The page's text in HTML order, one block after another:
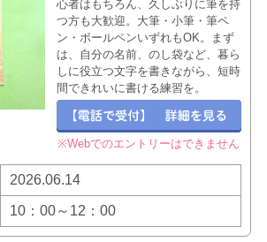
心者はもちろん、久しぶりに筆を持
つ方も大歓迎。大筆・小筆・筆ペ
ン・ボールペンいずれもOK。まず
は、自分の名前、のし袋など、暮ら
しに役立つ文字を書きながら、短時
間できれいに書ける練習を。
※Webでのエントリーはできません
2026.06.14
10：00～12：00